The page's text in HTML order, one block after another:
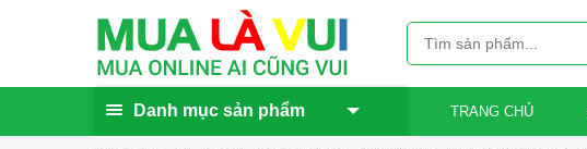
Danh mục sản phẩm TRANG CHỦ